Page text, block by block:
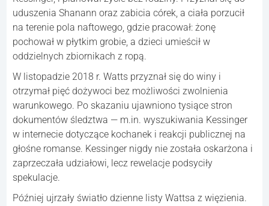
uduszenia Shanann oraz zabicia córek, a ciała porzucił
na terenie pola naftowego, gdzie pracował: żonę
pochował w płytkim grobie, a dzieci umieścił w
oddzielnych zbiornikach z ropą.
W listopadzie 2018 r. Watts przyznał się do winy i
otrzymał pięć dożywoci bez możliwości zwolnienia
warunkowego. Po skazaniu ujawniono tysiące stron
dokumentów śledztwa — m.in. wyszukiwania Kessinger
w internecie dotyczące kochanek i reakcji publicznej na
głośne romanse. Kessinger nigdy nie została oskarżona i
zaprzeczała udziałowi, lecz rewelacje podsyciły
spekulacje.
Później ujrzały światło dzienne listy Wattsa z więzienia.